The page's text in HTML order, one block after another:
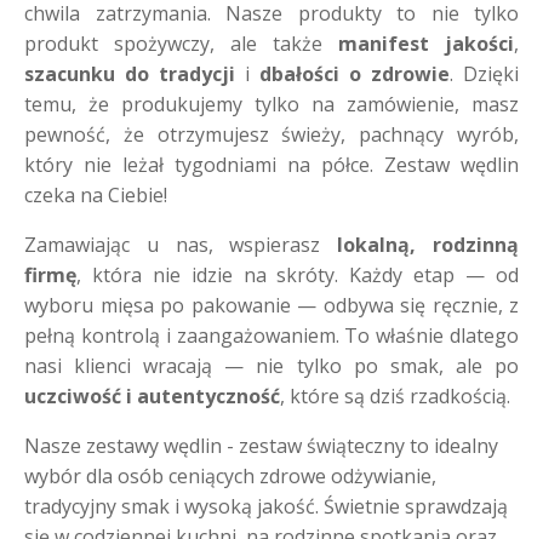
chwila zatrzymania. Nasze produkty to nie tylko
produkt spożywczy, ale także manifest jakości,
szacunku do tradycji i dbałości o zdrowie. Dzięki
temu, że produkujemy tylko na zamówienie, masz
pewność, że otrzymujesz świeży, pachnący wyrób,
który nie leżał tygodniami na półce. Zestaw wędlin
czeka na Ciebie!
Zamawiając u nas, wspierasz lokalną, rodzinną
firmę, która nie idzie na skróty. Każdy etap — od
wyboru mięsa po pakowanie — odbywa się ręcznie, z
pełną kontrolą i zaangażowaniem. To właśnie dlatego
nasi klienci wracają — nie tylko po smak, ale po
uczciwość i autentyczność, które są dziś rzadkością.
Nasze zestawy wędlin - zestaw świąteczny to idealny
wybór dla osób ceniących zdrowe odżywianie,
tradycyjny smak i wysoką jakość. Świetnie sprawdzają